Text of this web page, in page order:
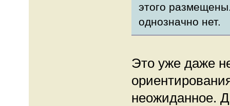
этого
однозначно нет.
Это уже даже
неожиданное.